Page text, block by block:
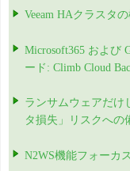
Veeam HAクラスタ
Microsoft365 および
ード: Climb Cloud
ランサムウェアだけ
タ損失」リスクへの
N2WS機能フォーカ